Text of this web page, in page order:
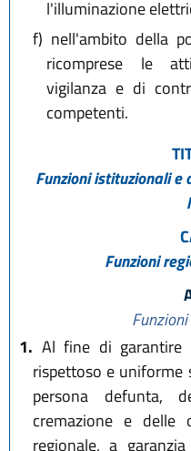
l'illuminazione
f) nell'ambito della
ricomprese le
vigilanza e di
competenti.
Funzioni istituzionali e
Funzioni
1. Al fine di garantire
rispettoso e uniforme
persona defunta,
cremazione e delle
regionale, a